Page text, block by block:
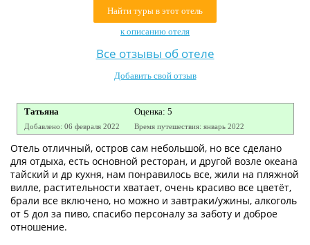
Найти туры в этот отель
к описанию отеля
Все отзывы об отеле
Добавить свой отзыв
Татьяна Оценка: 5
Добавлено: 06 февраля 2022 Время путешествия: январь 2022
Отель отличный, остров сам небольшой, но все сделано
для отдыха, есть основной ресторан, и другой возле океана
тайский и др кухня, нам понравилось все, жили на пляжной
вилле, растительности хватает, очень красиво все цветёт,
брали все включено, но можно и завтраки/ужины, алкоголь
от 5 дол за пиво, спасибо персоналу за заботу и доброе
отношение.